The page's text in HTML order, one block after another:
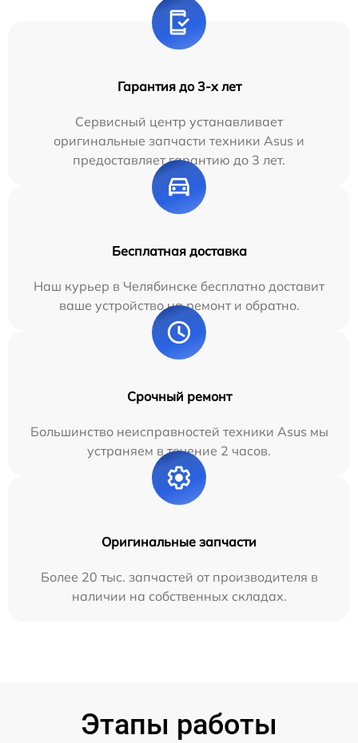
Гарантия до 3-х лет
Сервисный центр устанавливает
оригинальные запчасти техники Asus и
предоставляет гарантию до 3 лет.
Бесплатная доставка
Наш курьер в Челябинске бесплатно доставит
ваше устройство на ремонт и обратно.
Срочный ремонт
Большинство неисправностей техники Asus мы
устраняем в течение 2 часов.
Оригинальные запчасти
Более 20 тыс. запчастей от производителя в
наличии на собственных складах.
Этапы работы